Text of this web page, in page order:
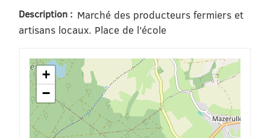
Description : Marché des producteurs fermiers et
artisans locaux. Place de l’école
+
−